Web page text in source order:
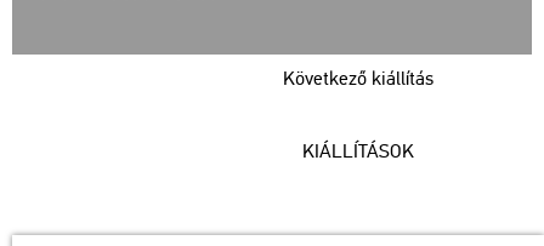
Következő kiállítás
KIÁLLÍTÁSOK